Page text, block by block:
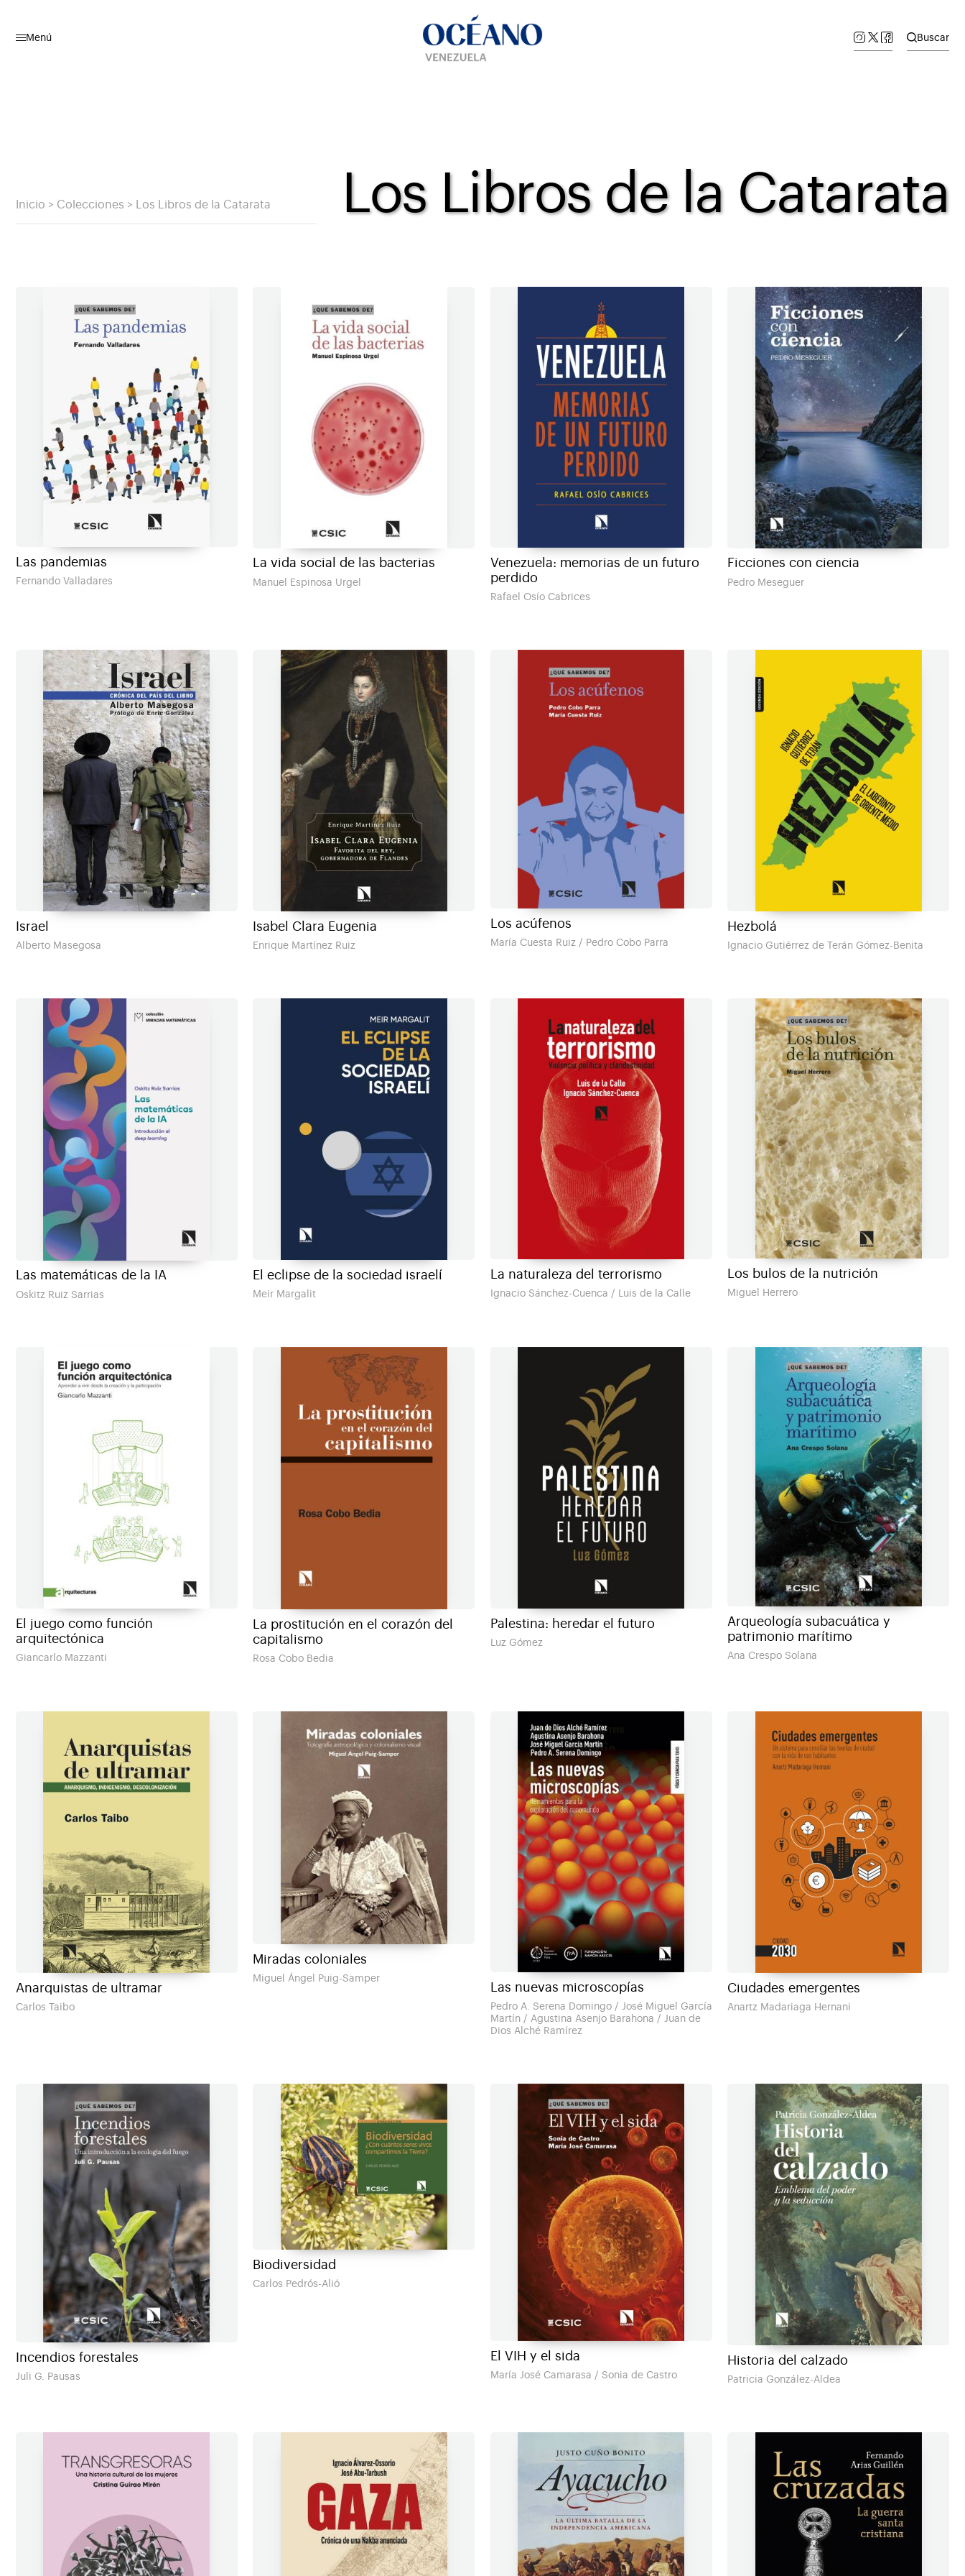
Menú Buscar
Los Libros de la Catarata
Inicio > Colecciones > Los Libros de la Catarata
Las pandemias
Fernando Valladares
La vida social de las bacterias
Manuel Espinosa Urgel
Venezuela: memorias de un futuro
perdido
Rafael Osío Cabrices
Ficciones con ciencia
Pedro Meseguer
Israel
Alberto Masegosa
Isabel Clara Eugenia
Enrique Martínez Ruiz
Los acúfenos
María Cuesta Ruiz / Pedro Cobo Parra
Hezbolá
Ignacio Gutiérrez de Terán Gómez-Benita
Las matemáticas de la IA
Oskitz Ruiz Sarrias
El eclipse de la sociedad israelí
Meir Margalit
La naturaleza del terrorismo
Ignacio Sánchez-Cuenca / Luis de la Calle
Los bulos de la nutrición
Miguel Herrero
El juego como función
arquitectónica
Giancarlo Mazzanti
La prostitución en el corazón del
capitalismo
Rosa Cobo Bedia
Palestina: heredar el futuro
Luz Gómez
Arqueología subacuática y
patrimonio marítimo
Ana Crespo Solana
Anarquistas de ultramar
Carlos Taibo
Miradas coloniales
Miguel Ángel Puig-Samper
Las nuevas microscopías
Pedro A. Serena Domingo / José Miguel García
Martín / Agustina Asenjo Barahona / Juan de
Dios Alché Ramírez
Ciudades emergentes
Anartz Madariaga Hernani
Incendios forestales
Juli G. Pausas
Biodiversidad
Carlos Pedrós-Alió
El VIH y el sida
María José Camarasa / Sonia de Castro
Historia del calzado
Patricia González-Aldea